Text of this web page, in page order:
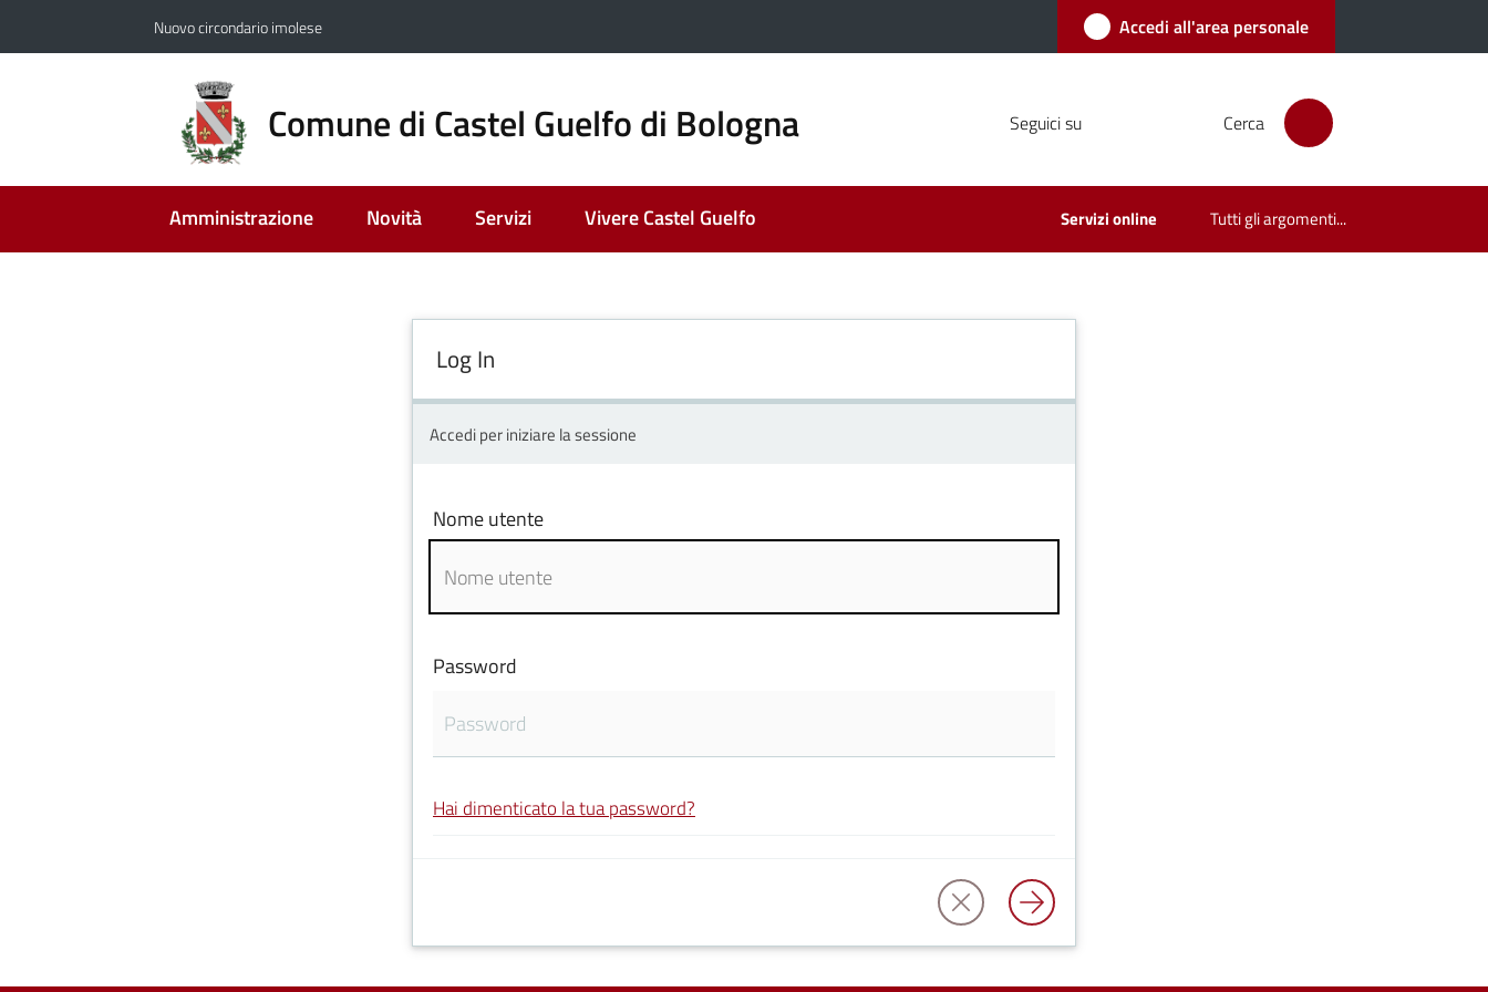
Nuovo circondario imolese Accedi all'area personale
Comune di Castel Guelfo di Bologna Seguici su Cerca
Amministrazione Novità Servizi Vivere Castel Guelfo Servizi online Tutti gli argomenti...
Log In
Accedi per iniziare la sessione
Nome utente
Password
Hai dimenticato la tua password?